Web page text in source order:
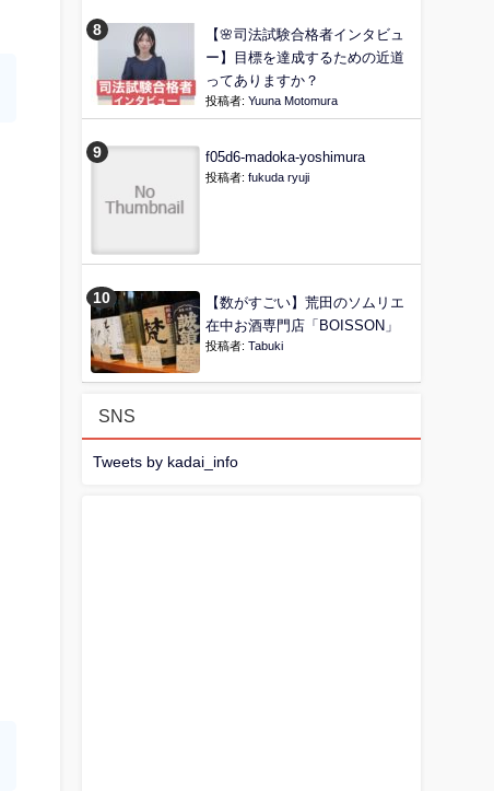
【🌸司法試験合格者インタビュ
ー】目標を達成するための近道
ってありますか？
投稿者: Yuuna Motomura
f05d6-madoka-yoshimura
投稿者: fukuda ryuji
【数がすごい】荒田のソムリエ
在中お酒専門店「BOISSON」
投稿者: Tabuki
SNS
Tweets by kadai_info